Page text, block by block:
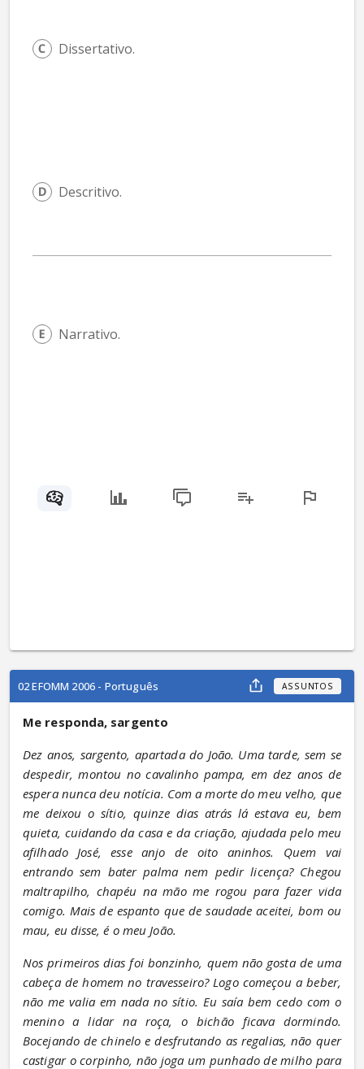
Dissertativo.
Descritivo.
Narrativo.
02 EFOMM 2006 - Português ASSUNTOS
Me responda, sargento
Dez anos, sargento, apartada do João. Uma tarde, sem se
despedir, montou no cavalinho pampa, em dez anos de
espera nunca deu notícia. Com a morte do meu velho, que
me deixou o sítio, quinze dias atrás lá estava eu, bem
quieta, cuidando da casa e da criação, ajudada pelo meu
afilhado José, esse anjo de oito aninhos. Quem vai
entrando sem bater palma nem pedir licença? Chegou
maltrapilho, chapéu na mão me rogou para fazer vida
comigo. Mais de espanto que de saudade aceitei, bom ou
mau, eu disse, é o meu João.
Nos primeiros dias foi bonzinho, quem não gosta de uma
cabeça de homem no travesseiro? Logo começou a beber,
não me valia em nada no sítio. Eu saía bem cedo com o
menino a lidar na roça, o bichão ficava dormindo.
Bocejando de chinelo e desfrutando as regalias, não quer
castigar o corpinho, não joga um punhado de milho para